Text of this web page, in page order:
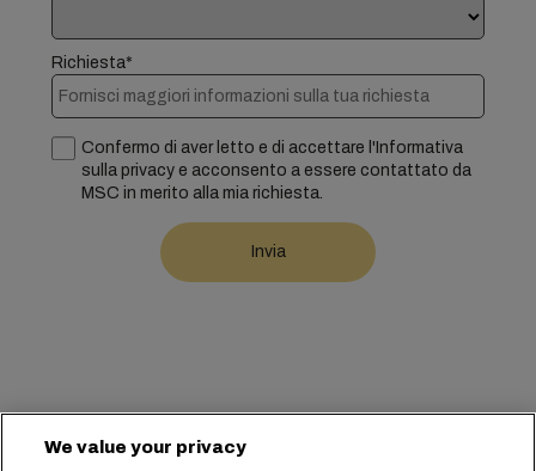
Richiesta*
Confermo di aver letto e di accettare l'Informativa
sulla privacy e acconsento a essere contattato da
MSC in merito alla mia richiesta.
We value your privacy